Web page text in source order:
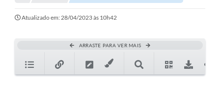
Atualizado em: 28/04/2023 às 10h42
ARRASTE PARA VER MAIS